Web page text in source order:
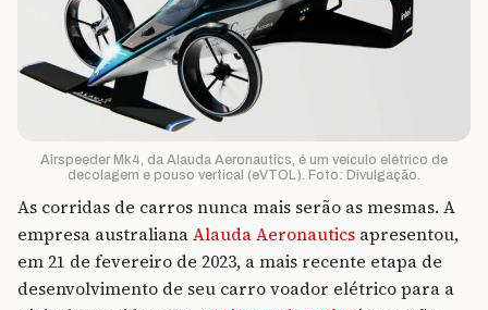
Airspeeder Mk4, da Alauda Aeronautics, é um veículo elétrico de
decolagem e pouso vertical (eVTOL). Foto: Divulgação.
As corridas de carros nunca mais serão as mesmas. A
empresa australianaAlauda Aeronautics apresentou,
em 21 de fevereiro de 2023, a mais recente etapa de
desenvolvimento de seu carro voador elétrico para a